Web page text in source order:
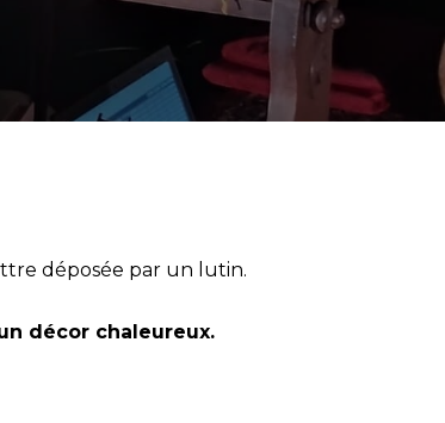
déposée par un lutin.
décor chaleureux.